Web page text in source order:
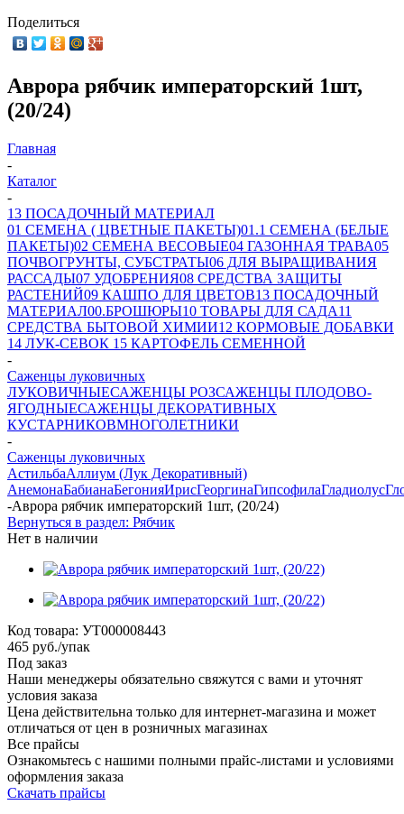
Поделиться
Аврора рябчик императорский 1шт,
(20/24)
Главная
-
Каталог
-
13 ПОСАДОЧНЫЙ МАТЕРИАЛ
01 СЕМЕНА ( ЦВЕТНЫЕ ПАКЕТЫ)01.1 СЕМЕНА (БЕЛЫЕ
ПАКЕТЫ)02 СЕМЕНА ВЕСОВЫЕ04 ГАЗОННАЯ ТРАВА05
ПОЧВОГРУНТЫ, СУБСТРАТЫ06 ДЛЯ ВЫРАЩИВАНИЯ
РАССАДЫ07 УДОБРЕНИЯ08 СРЕДСТВА ЗАЩИТЫ
РАСТЕНИЙ09 КАШПО ДЛЯ ЦВЕТОВ13 ПОСАДОЧНЫЙ
МАТЕРИАЛ00.БРОШЮРЫ10 ТОВАРЫ ДЛЯ САДА11
СРЕДСТВА БЫТОВОЙ ХИМИИ12 КОРМОВЫЕ ДОБАВКИ
14 ЛУК-СЕВОК 15 КАРТОФЕЛЬ СЕМЕННОЙ
-
Саженцы луковичных
ЛУКОВИЧНЫЕСАЖЕНЦЫ РОЗСАЖЕНЦЫ ПЛОДОВО-
ЯГОДНЫЕСАЖЕНЦЫ ДЕКОРАТИВНЫХ
КУСТАРНИКОВМНОГОЛЕТНИКИ
-
Саженцы луковичных
АстильбаАллиум (Лук Декоративный)
АнемонаБабианаБегонияИрисГеоргинаГипсофилаГладиолус
-Аврора рябчик императорский 1шт, (20/24)
Вернуться в раздел: Рябчик
Нет в наличии
Код товара: УТ000008443
465 руб./упак
Под заказ
Наши менеджеры обязательно свяжутся с вами и уточнят
условия заказа
Цена действительна только для интернет-магазина и может
отличаться от цен в розничных магазинах
Все прайсы
Ознакомьтесь с нашими полными прайс-листами и условиями
оформления заказа
Скачать прайсы